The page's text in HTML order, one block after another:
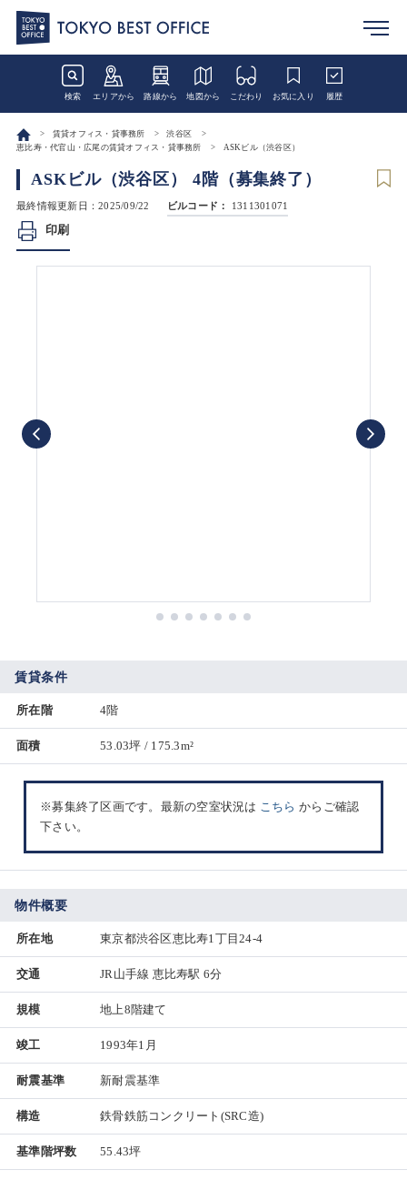
検索 エリアから 路線から 地図から こだわり お気に入り 履歴
賃貸オフィス・貸事務所
渋谷区
恵比寿・代官山・広尾の賃貸オフィス・貸事務所
ASKビル（渋谷区）
ASKビル（渋谷区） 4階（募集終了）
最終情報更新日：2025/09/22 ビルコード： 1311301071
印刷
賃貸条件
所在階 4階
面積 53.03坪 / 175.3m²
※募集終了区画です。最新の空室状況は こちら からご確認
下さい。
物件概要
所在地 東京都渋谷区恵比寿1丁目24-4
交通 JR山手線 恵比寿駅 6分
規模 地上8階建て
竣工 1993年1月
耐震基準 新耐震基準
構造 鉄骨鉄筋コンクリート(SRC造)
基準階坪数 55.43坪